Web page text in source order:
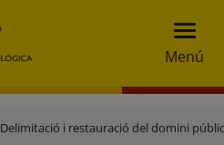
Menú
Delimitació i restauració del domini